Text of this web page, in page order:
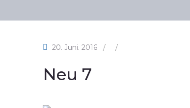
20. Juni. 2016 / /
Neu 7